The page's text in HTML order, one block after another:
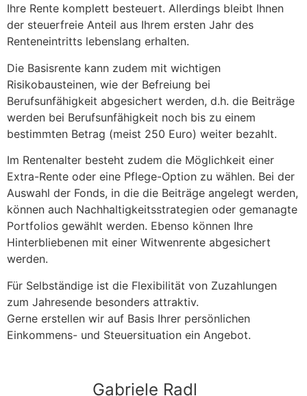
Ihre Rente komplett besteuert. Allerdings bleibt Ihnen
der steuerfreie Anteil aus Ihrem ersten Jahr des
Renteneintritts lebenslang erhalten.
Die Basisrente kann zudem mit wichtigen
Risikobausteinen, wie der Befreiung bei
Berufsunfähigkeit abgesichert werden, d.h. die Beiträge
werden bei Berufsunfähigkeit noch bis zu einem
bestimmten Betrag (meist 250 Euro) weiter bezahlt.
Im Rentenalter besteht zudem die Möglichkeit einer
Extra-Rente oder eine Pflege-Option zu wählen. Bei der
Auswahl der Fonds, in die die Beiträge angelegt werden,
können auch Nachhaltigkeitsstrategien oder gemanagte
Portfolios gewählt werden. Ebenso können Ihre
Hinterbliebenen mit einer Witwenrente abgesichert
werden.
Für Selbständige ist die Flexibilität von Zuzahlungen
zum Jahresende besonders attraktiv.
Gerne erstellen wir auf Basis Ihrer persönlichen
Einkommens- und Steuersituation ein Angebot.
Gabriele Radl